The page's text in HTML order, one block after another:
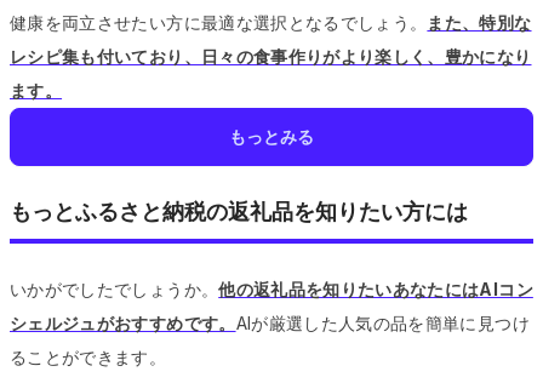
健康を両立させたい方に最適な選択となるでしょう。
また、特別な
レシピ集も付いており、日々の食事作りがより楽しく、豊かになり
ます。
もっとみる
もっとふるさと納税の返礼品を知りたい方には
いかがでしたでしょうか。他の返礼品を知りたいあなたにはAIコン
シェルジュがおすすめです。 AIが厳選した人気の品を簡単に見つけ
ることができます。